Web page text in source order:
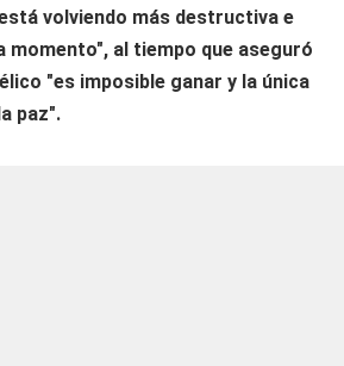
volviendo más destructiva e
momento", al tiempo que aseguró
"es imposible ganar y la única
paz".